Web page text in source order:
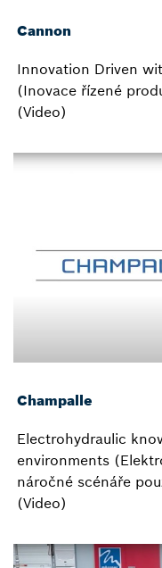
Cannon
Innovation Driven
(Inovace řízené
(Video)
Champalle
Electrohydraulic
environments
náročné scénáře
(Video)